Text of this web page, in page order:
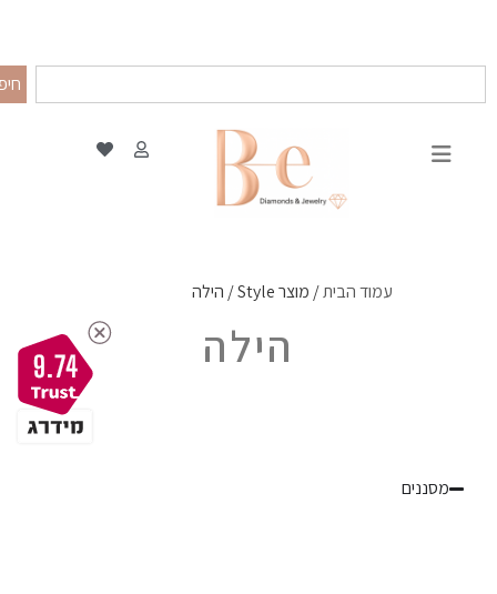
עמוד הבית/ מוצר Style / הילה
הילה
מסננים
9.74